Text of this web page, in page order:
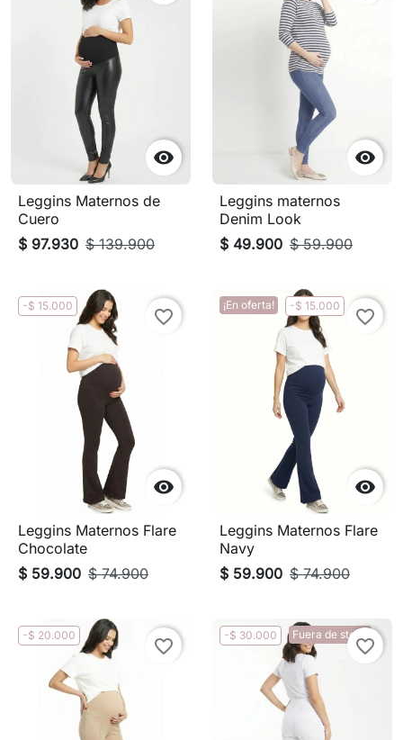

Leggins Maternos de
Cuero
$ 97.930 $ 139.900

Leggins maternos
Denim Look
$ 49.900 $ 59.900
-$ 15.000

favorite_border
Leggins Maternos Flare
Chocolate
$ 59.900 $ 74.900
¡En oferta! -$ 15.000

favorite_border
Leggins Maternos Flare
Navy
$ 59.900 $ 74.900
-$ 20.000
favorite_border
-$ 30.000 Fuera de stock
favorite_border